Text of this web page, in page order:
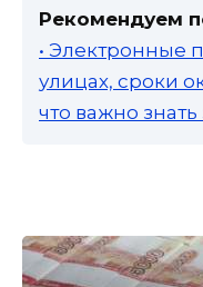
Рекомендуем
• Электронные
улицах, сроки
что важно